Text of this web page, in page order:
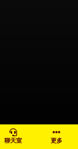
聊天室 更多